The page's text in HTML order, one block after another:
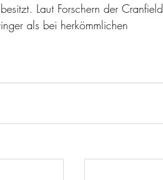
Laut Forschern der Cranfield
als bei herkömmlichen